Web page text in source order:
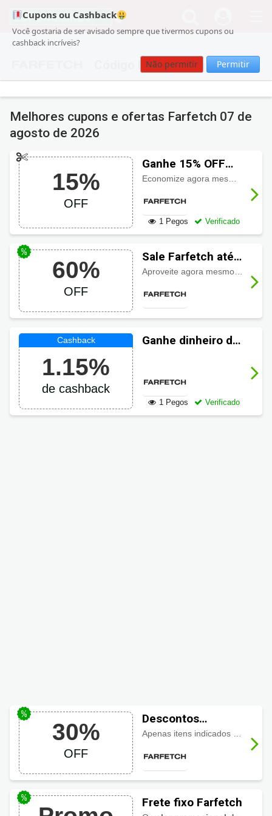
Cupons ou Cashback
Você gostaria de ser avisado sempre que tivermos cupons ou
cashback incríveis?
Não permitir Permitir
Código Promocional Farfetch
Melhores cupons e ofertas Farfetch 07 de
agosto de 2026
15%
OFF
Ganhe 15% OFF
com cupom
Economize agora mesmo
1 Pegos Verificado
60%
OFF
Sale Farfetch até
60% OFF
Aproveite agora mesmo e economize até
1.15%
de cashback
Ganhe dinheiro de
1 Pegos Verificado
30%
OFF
Descontos
Farfetch até 30% Apenas itens indicados com até
Frete fixo Farfetch